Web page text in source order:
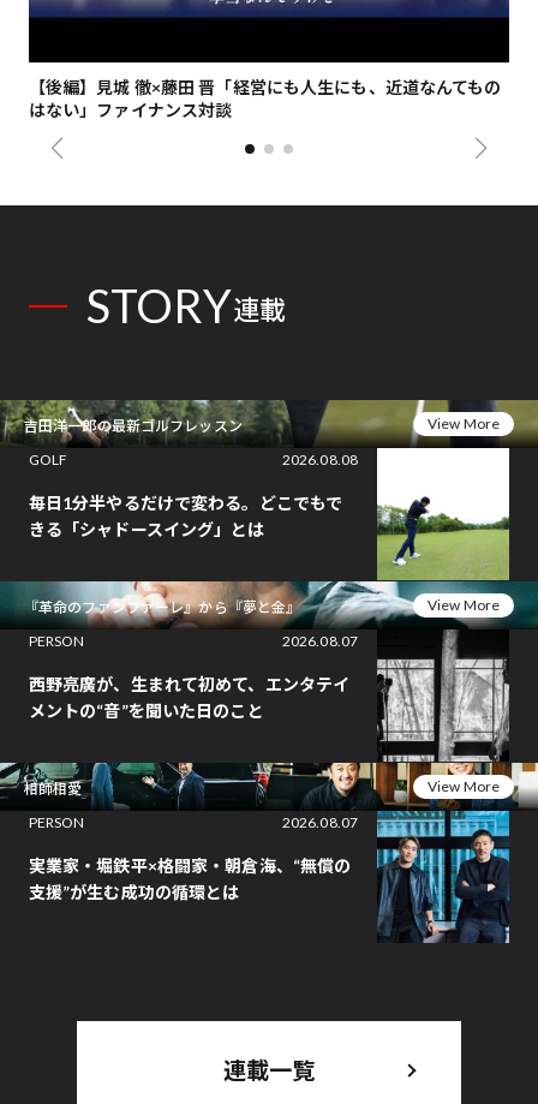
【後編】見城 徹×藤田 晋「経営にも人生にも、近道なんてもの
はない」ファイナンス対談
STORY連載
吉田洋一郎の最新ゴルフレッスン
View More
GOLF
2026.08.08
毎日1分半やるだけで変わる。どこでもで
きる「シャドースイング」とは
『革命のファンファーレ』から『夢と金』
View More
PERSON
2026.08.07
西野亮廣が、生まれて初めて、エンタテイ
メントの“音”を聞いた日のこと
相師相愛
View More
PERSON
2026.08.07
実業家・堀鉄平×格闘家・朝倉海、“無償の
支援”が生む成功の循環とは
連載一覧